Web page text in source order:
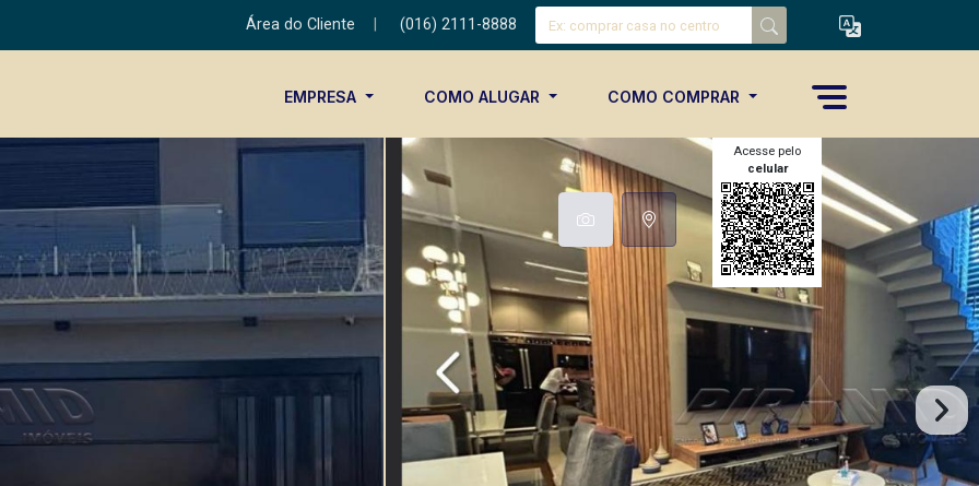
Área do Cliente (016) 2111-8888
EMPRESA COMO ALUGAR COMO COMPRAR
Acesse pelo
celular